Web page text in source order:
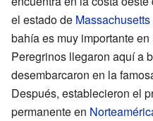
el estado de Massachusetts
bahía es muy importante
Peregrinos llegaron aquí a
desembarcaron en la
Después, establecieron el
permanente en